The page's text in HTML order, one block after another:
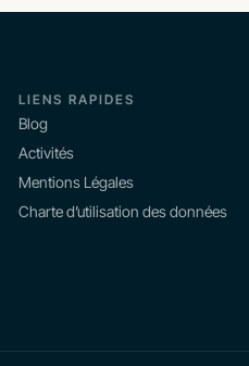
LIENS RAPIDES
Blog
Activités
Mentions Légales
Charte d’utilisation des données